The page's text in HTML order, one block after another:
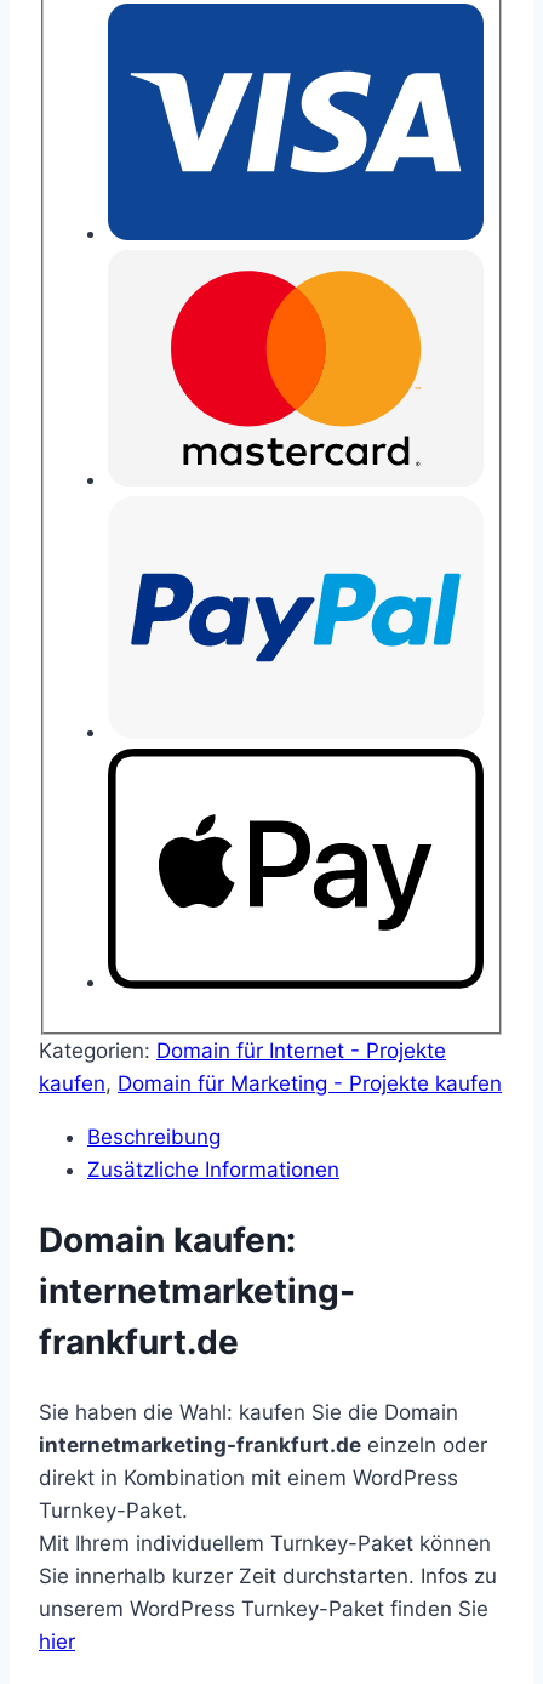
Kategorien: Domain für Internet - Projekte
kaufen, Domain für Marketing - Projekte kaufen
Beschreibung
Zusätzliche Informationen
Domain kaufen:
internetmarketing-
frankfurt.de
Sie haben die Wahl: kaufen Sie die Domain
internetmarketing-frankfurt.de einzeln oder
direkt in Kombination mit einem WordPress
Turnkey-Paket.
Mit Ihrem individuellem Turnkey-Paket können
Sie innerhalb kurzer Zeit durchstarten. Infos zu
unserem WordPress Turnkey-Paket finden Sie
hier